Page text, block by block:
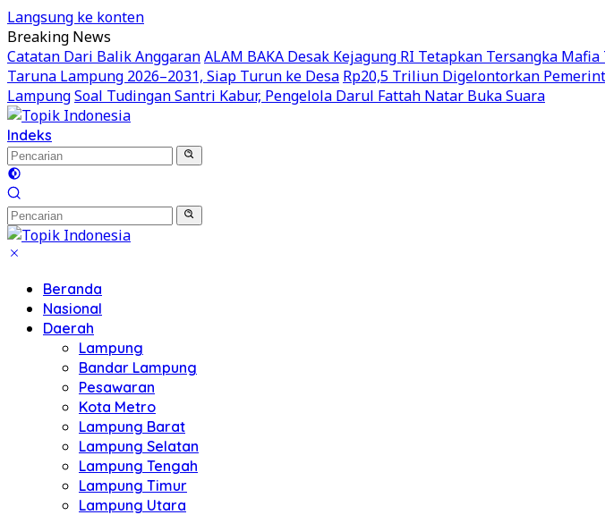
Langsung ke konten
Breaking News
Catatan Dari Balik AnggaranALAM BAKA Desak Kejagung RI Tetapkan Tersangka
Taruna Lampung 2026–2031, Siap Turun ke Desa Rp20,5 Triliun Digelontorkan
LampungSoal Tudingan Santri Kabur, Pengelola Darul Fattah Natar Buka Suara
Indeks
Beranda
Nasional
Daerah
Lampung
Bandar Lampung
Pesawaran
Kota Metro
Lampung Barat
Lampung Selatan
Lampung Tengah
Lampung Timur
Lampung Utara